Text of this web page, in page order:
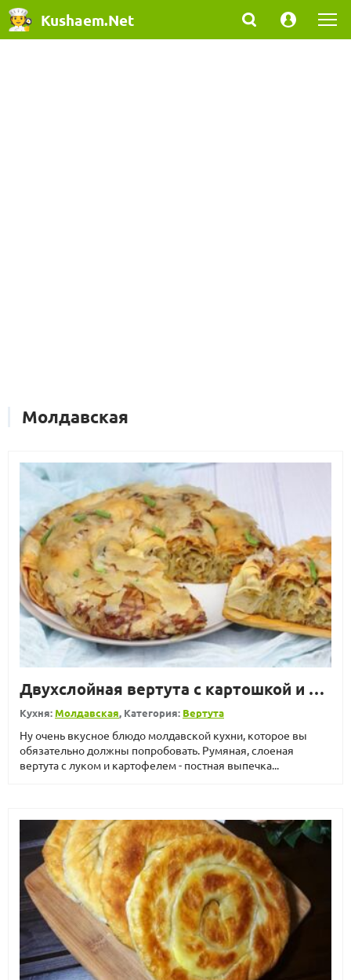
Kushaem.Net
Молдавская
Двухслойная вертута с картошкой и луком
Кухня:Молдавская, Категория: Вертута
Ну очень вкусное блюдо молдавской кухни, которое вы
обязательно должны попробовать. Румяная, слоеная
вертута с луком и картофелем - постная выпечка...